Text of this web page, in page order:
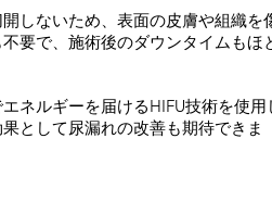
しないため、表面の皮膚や組織を
要で、施術後のダウンタイムもほ
ネルギーを届けるHIFU技術を使用
として尿漏れの改善も期待できま